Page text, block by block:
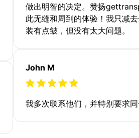
做出明智的决定。赞扬
此无缝和周到的体验！我只减
装有点皱，但没有太大问题。
John M
我多次联系他们，并特别要求同